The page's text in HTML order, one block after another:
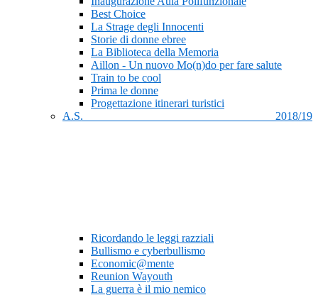
Best Choice
La Strage degli Innocenti
Storie di donne ebree
La Biblioteca della Memoria
Aillon - Un nuovo Mo(n)do per fare salute
Train to be cool
Prima le donne
Progettazione itinerari turistici
A.S. 2018/19
Ricordando le leggi razziali
Bullismo e cyberbullismo
Economic@mente
Reunion Wayouth
La guerra è il mio nemico